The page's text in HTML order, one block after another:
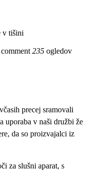
v tišini
235 ogledov
precej sramovali
uporaba v naši družbi že
da so proizvajalci iz
za slušni aparat, s